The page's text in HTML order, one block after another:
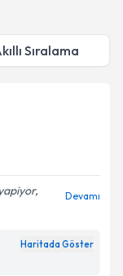
Sıralama
Devamı
Haritada Göster